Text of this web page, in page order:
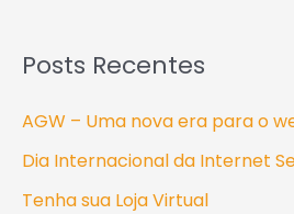
Posts Recentes
AGW – Uma nova era para o
Dia Internacional da Internet
Tenha sua Loja Virtual